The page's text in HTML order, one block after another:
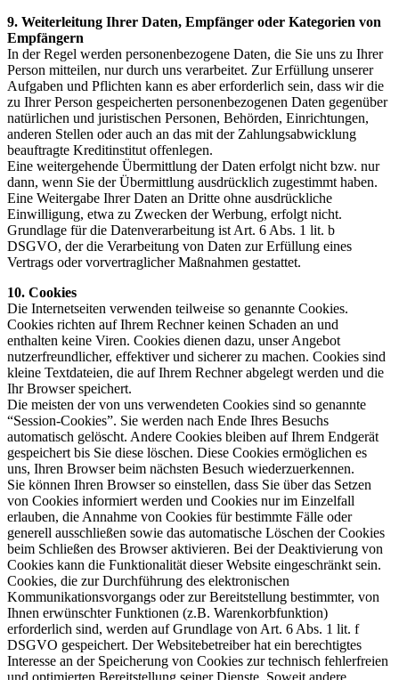
9. Weiterleitung Ihrer Daten, Empfänger oder Kategorien von
Empfängern
In der Regel werden personenbezogene Daten, die Sie uns zu Ihrer
Person mitteilen, nur durch uns verarbeitet. Zur Erfüllung unserer
Aufgaben und Pflichten kann es aber erforderlich sein, dass wir die
zu Ihrer Person gespeicherten personenbezogenen Daten gegenüber
natürlichen und juristischen Personen, Behörden, Einrichtungen,
anderen Stellen oder auch an das mit der Zahlungsabwicklung
beauftragte Kreditinstitut offenlegen.
Eine weitergehende Übermittlung der Daten erfolgt nicht bzw. nur
dann, wenn Sie der Übermittlung ausdrücklich zugestimmt haben.
Eine Weitergabe Ihrer Daten an Dritte ohne ausdrückliche
Einwilligung, etwa zu Zwecken der Werbung, erfolgt nicht.
Grundlage für die Datenverarbeitung ist Art. 6 Abs. 1 lit. b
DSGVO, der die Verarbeitung von Daten zur Erfüllung eines
Vertrags oder vorvertraglicher Maßnahmen gestattet.
10. Cookies
Die Internetseiten verwenden teilweise so genannte Cookies.
Cookies richten auf Ihrem Rechner keinen Schaden an und
enthalten keine Viren. Cookies dienen dazu, unser Angebot
nutzerfreundlicher, effektiver und sicherer zu machen. Cookies sind
kleine Textdateien, die auf Ihrem Rechner abgelegt werden und die
Ihr Browser speichert.
Die meisten der von uns verwendeten Cookies sind so genannte
“Session-Cookies”. Sie werden nach Ende Ihres Besuchs
automatisch gelöscht. Andere Cookies bleiben auf Ihrem Endgerät
gespeichert bis Sie diese löschen. Diese Cookies ermöglichen es
uns, Ihren Browser beim nächsten Besuch wiederzuerkennen.
Sie können Ihren Browser so einstellen, dass Sie über das Setzen
von Cookies informiert werden und Cookies nur im Einzelfall
erlauben, die Annahme von Cookies für bestimmte Fälle oder
generell ausschließen sowie das automatische Löschen der Cookies
beim Schließen des Browser aktivieren. Bei der Deaktivierung von
Cookies kann die Funktionalität dieser Website eingeschränkt sein.
Cookies, die zur Durchführung des elektronischen
Kommunikationsvorgangs oder zur Bereitstellung bestimmter, von
Ihnen erwünschter Funktionen (z.B. Warenkorbfunktion)
erforderlich sind, werden auf Grundlage von Art. 6 Abs. 1 lit. f
DSGVO gespeichert. Der Websitebetreiber hat ein berechtigtes
Interesse an der Speicherung von Cookies zur technisch fehlerfreien
und optimierten Bereitstellung seiner Dienste. Soweit andere